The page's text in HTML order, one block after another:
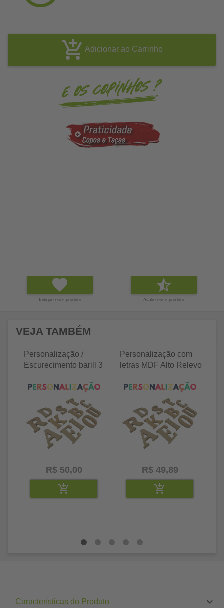
Adicionar ao Carrinho
Indique este produto Avalie esse produto
VEJA TAMBÉM
Personalização /
Escurecimento barill 3
R$ 50,00
Personalização com
letras MDF Alto Relevo
R$ 49,89
Características do Produto